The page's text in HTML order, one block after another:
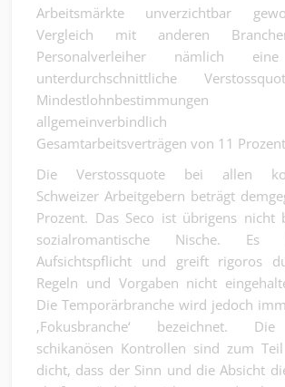
Arbeitsmärkte unverzichtbar
Vergleich mit anderen
Personalverleiher nämlich
unterdurchschnittliche
allgemeinverbindlich
Gesamtarbeitsverträgen von 11
Die Verstossquote bei allen
Schweizer Arbeitgebern beträgt
Prozent. Das Seco ist übrigens nicht
sozialromantische Nische.
Aufsichtspflicht und greift rigoros
Regeln und Vorgaben nicht
Die Temporärbranche wird jedoch
‚Fokusbranche‘ bezeichnet.
schikanösen Kontrollen sind zum
dicht, dass der Sinn und die Absicht